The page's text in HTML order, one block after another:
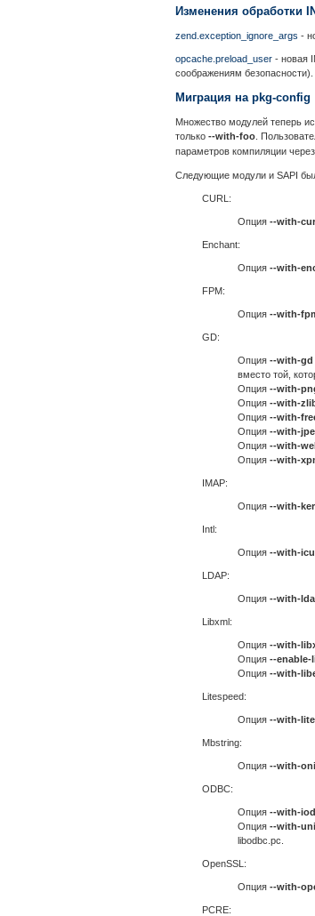
Изменения обработки
zend.exception_ignore_args -
opcache.preload_user - новая
соображениям безопасности).
Миграция на pkg-config
Множество модулей теперь
только --with-foo .
параметров компиляции через
Следующие модули и SAPI
CURL:
Опция --with-
Enchant:
Опция --with-
FPM:
Опция --with-
GD:
Опция --with-gd
вместо той,
Опция --with-
Опция --with-
Опция --with-
Опция --with-
Опция --with-
Опция --with-
IMAP:
Опция --with-
Intl:
Опция --with-
LDAP:
Опция --with-
Libxml:
Опция --with-
Опция --enable-
Опция --with-
Litespeed:
Опция --with-
Mbstring:
Опция --with-
ODBC:
Опция --with-
Опция --with-
libodbc.pc.
OpenSSL:
Опция --with-
PCRE: